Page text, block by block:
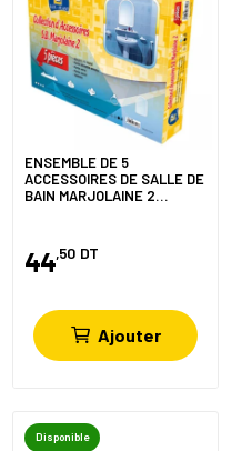
ENSEMBLE DE 5
ACCESSOIRES DE SALLE DE
BAIN MARJOLAINE 2
44,50 DT
Ajouter
Disponible